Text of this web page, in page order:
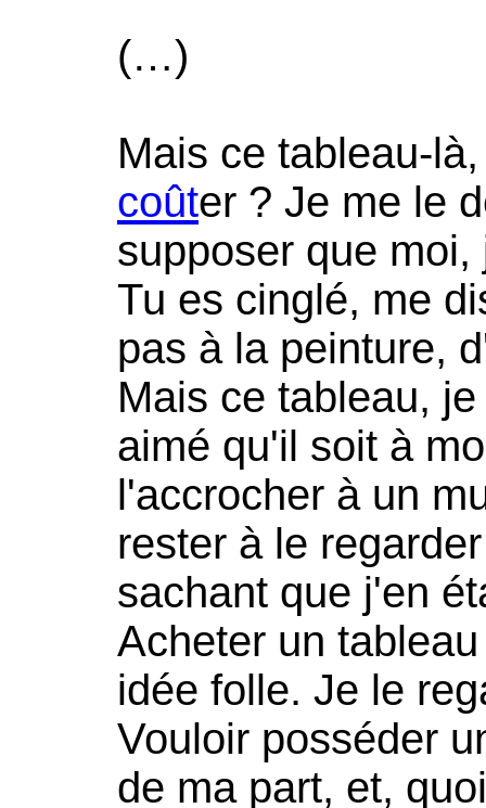
(…)
Mais ce tableau-
coûter ? Je me le
supposer que
Tu es cinglé, me
pas à la peinture,
Mais ce tableau,
aimé qu'il soit à
l'accrocher à un
rester à le
sachant que j'en
Acheter un
idée folle. Je le
Vouloir posséder
de ma part, et,